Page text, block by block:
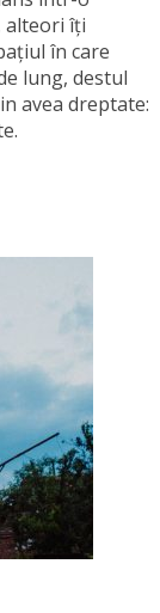
alteori îți
în care
lung, destul
avea dreptate: